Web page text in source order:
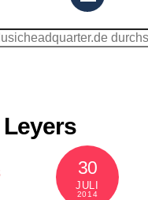
30
JULI
2014